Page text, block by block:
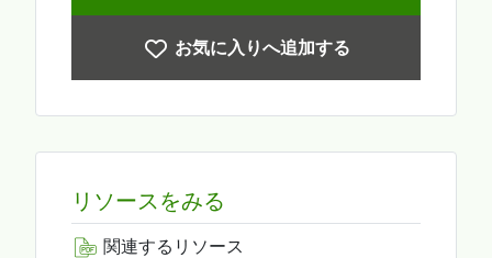
お気に入りへ追加する
リソースをみる
関連するリソース